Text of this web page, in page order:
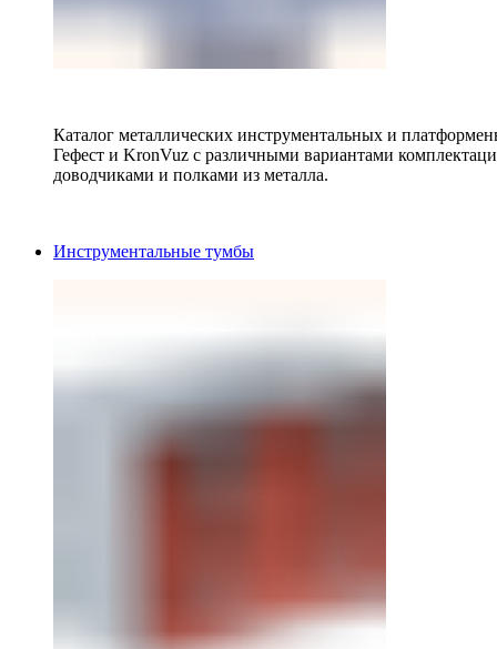
Каталог металлических инструментальных и
Гефест и KronVuz с различными вариантами
доводчиками и полками из металла.
Инструментальные тумбы